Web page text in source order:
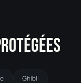
Ghibli